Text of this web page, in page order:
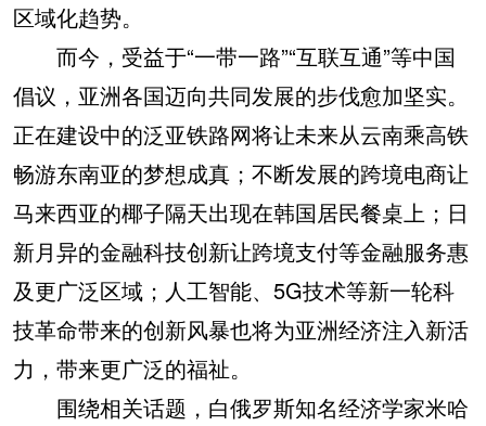
区域化趋势。
而今，受益于“一带一路”“互联互通”等中国
倡议，亚洲各国迈向共同发展的步伐愈加坚实。
正在建设中的泛亚铁路网将让未来从云南乘高铁
畅游东南亚的梦想成真；不断发展的跨境电商让
马来西亚的椰子隔天出现在韩国居民餐桌上；日
新月异的金融科技创新让跨境支付等金融服务惠
及更广泛区域；人工智能、5G技术等新一轮科
技革命带来的创新风暴也将为亚洲经济注入新活
力，带来更广泛的福祉。
围绕相关话题，白俄罗斯知名经济学家米哈